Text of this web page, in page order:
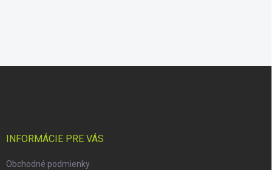
INFORMÁCIE PRE VÁS
Obchodné podmienky